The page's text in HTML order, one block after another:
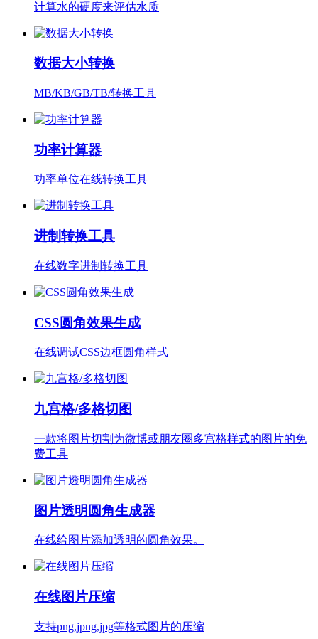
计算水的硬度来评估水质
数据大小转换
MB/KB/GB/TB/转换工具
功率计算器
功率单位在线转换工具
进制转换工具
在线数字进制转换工具
CSS圆角效果生成
在线调试CSS边框圆角样式
九宫格/多格切图
一款将图片切割为微博或朋友圈多宫格样式的图片的免
费工具
图片透明圆角生成器
在线给图片添加透明的圆角效果。
在线图片压缩
支持png,jpng,jpg等格式图片的压缩